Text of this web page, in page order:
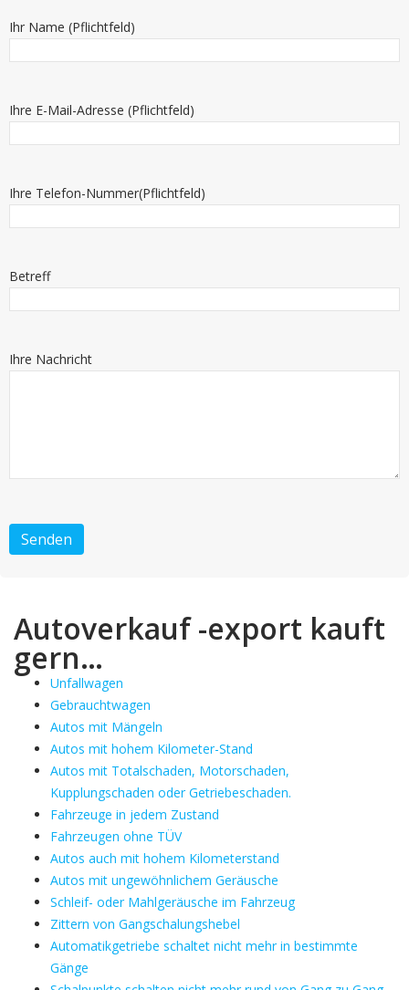
Ihr Name (Pflichtfeld)
Ihre E-Mail-Adresse (Pflichtfeld)
Ihre Telefon-Nummer(Pflichtfeld)
Betreff
Ihre Nachricht
Autoverkauf -export kauft
gern…
Unfallwagen
Gebrauchtwagen
Autos mit Mängeln
Autos mit hohem Kilometer-Stand
Autos mit Totalschaden, Motorschaden,
Kupplungschaden oder Getriebeschaden.
Fahrzeuge in jedem Zustand
Fahrzeugen ohne TÜV
Autos auch mit hohem Kilometerstand
Autos mit ungewöhnlichem Geräusche
Schleif- oder Mahlgeräusche im Fahrzeug
Zittern von Gangschalungshebel
Automatikgetriebe schaltet nicht mehr in bestimmte
Gänge